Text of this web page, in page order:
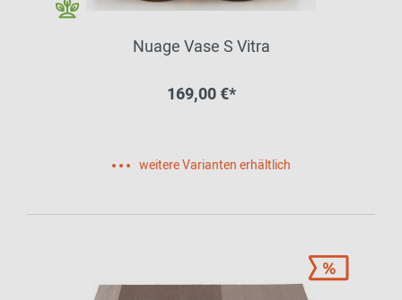
Nuage Vase S Vitra
169,00 €*
weitere Varianten erhältlich